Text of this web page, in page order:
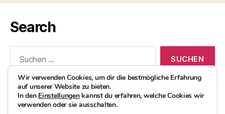
Search
nach:
© 2026AvocadoBanane Foodblog
Wir verwenden Cookies, um dir die bestmögliche Erfahrung
auf unserer Website zu bieten.
In den Einstellungenkannst du erfahren, welche Cookies wir
verwenden oder sie ausschalten.